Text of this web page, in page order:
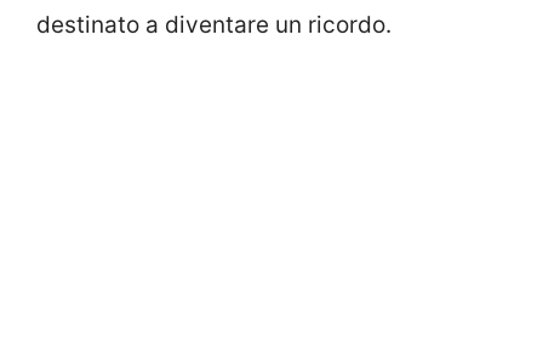
destinato a diventare un ricordo.